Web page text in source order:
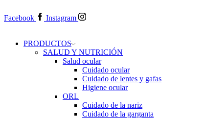
Facebook
Instagram
PRODUCTOS
SALUD Y NUTRICIÓN
Salud ocular
Cuidado ocular
Cuidado de lentes y gafas
Higiene ocular
ORL
​​Cuidado de la nariz
​​Cuidado de la garganta